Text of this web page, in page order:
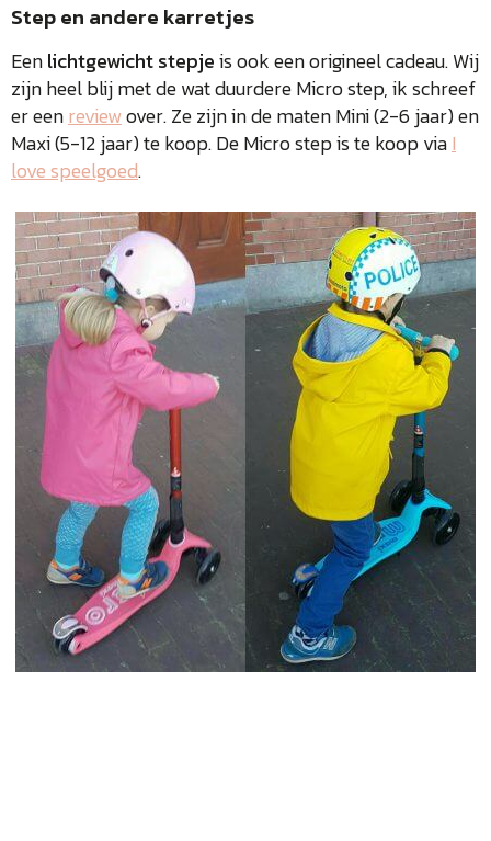
Step en andere karretjes
Eenlichtgewicht stepjeis ook een origineel cadeau. Wij
zijn heel blij met de wat duurdere Micro step, ik schreef
er eenreviewover. Ze zijn in de maten Mini (2-6 jaar) en
Maxi (5-12 jaar) te koop. De Micro step is te koop viaI
love speelgoed.